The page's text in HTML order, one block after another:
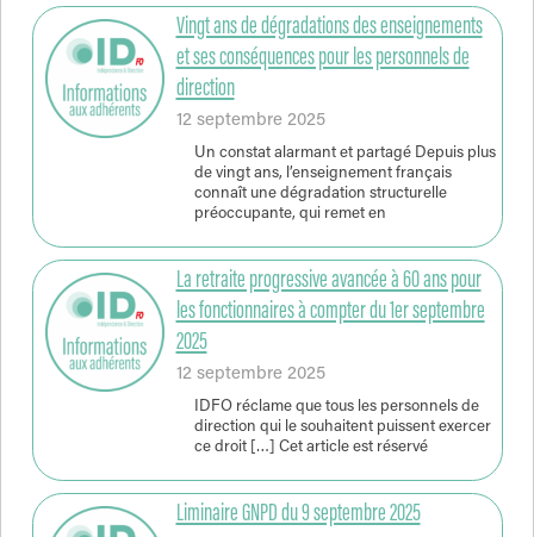
Vingt ans de dégradations des enseignements
et ses conséquences pour les personnels de
direction
12 septembre 2025
Un constat alarmant et partagé Depuis plus
de vingt ans, l’enseignement français
connaît une dégradation structurelle
préoccupante, qui remet en
La retraite progressive avancée à 60 ans pour
les fonctionnaires à compter du 1er septembre
2025
12 septembre 2025
IDFO réclame que tous les personnels de
direction qui le souhaitent puissent exercer
ce droit […] Cet article est réservé
Liminaire GNPD du 9 septembre 2025